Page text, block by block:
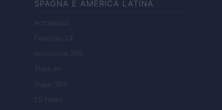
SPAGNA E AMERICA LATINA
Actualidad
Finanzas 24
Investindo 365
Think.es
Viajar 365
ES Newz